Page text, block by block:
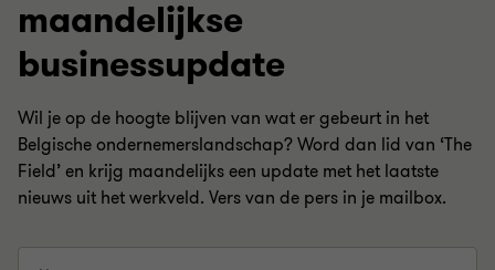
maandelijkse
businessupdate
Wil je op de hoogte blijven van wat er gebeurt in het
Belgische ondernemerslandschap? Word dan lid van ‘The
Field’ en krijg maandelijks een update met het laatste
nieuws uit het werkveld. Vers van de pers in je mailbox.